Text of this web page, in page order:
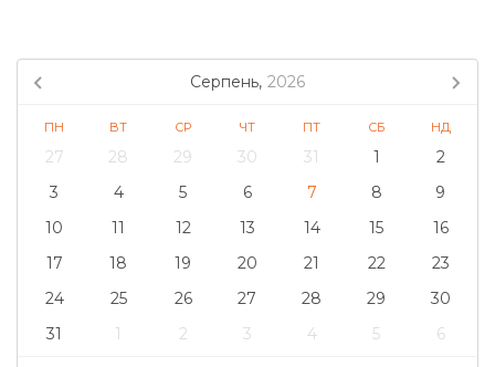
Серпень, 2026
ПН ВТ СР ЧТ ПТ СБ НД
27 28 29 30 31 1
2
3
4 5 6 7 8
9
10
11 12 13 14 15
16
17
18 19 20 21 22
23
24
25 26 27 28 29
30
31
1 2 3 4 5 6